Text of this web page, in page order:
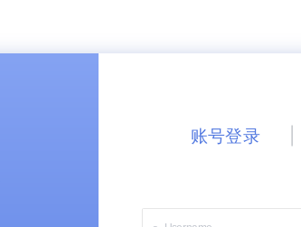
账号登录